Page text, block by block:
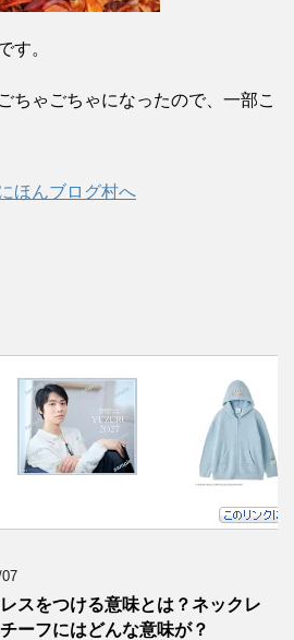
す。
ちゃごちゃになったので、一部こ
スをつける意味とは？ネックレ
ーフにはどんな意味が？